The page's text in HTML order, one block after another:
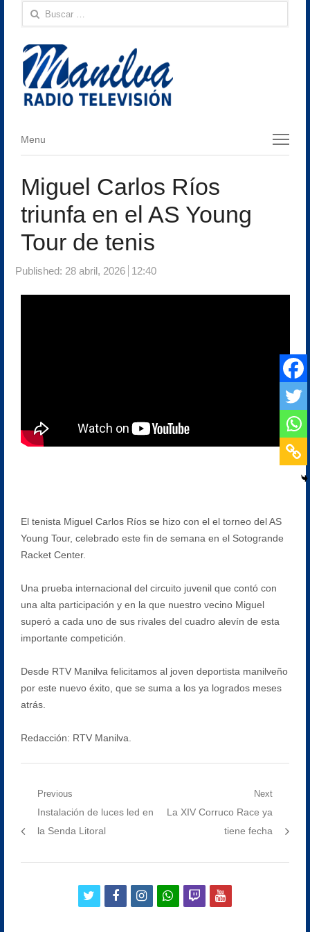
Buscar:
Menu
Menu
Miguel Carlos Ríos
triunfa en el AS Young
Tour de tenis
Published: 28 abril, 2026 12:40
El tenista Miguel Carlos Ríos se hizo con el el torneo del AS
Young Tour, celebrado este fin de semana en el Sotogrande
Racket Center.
Una prueba internacional del circuito juvenil que contó con
una alta participación y en la que nuestro vecino Miguel
superó a cada uno de sus rivales del cuadro alevín de esta
importante competición.
Desde RTV Manilva felicitamos al joven deportista manilveño
por este nuevo éxito, que se suma a los ya logrados meses
atrás.
Redacción: RTV Manilva.
Navegación
Previous
Previous
post:
Instalación de luces led en
la Senda Litoral
Next
Next
La XIV Corruco Race ya
tiene fecha
twitterfacebookinstagramwhatsapp
twitchyoutube